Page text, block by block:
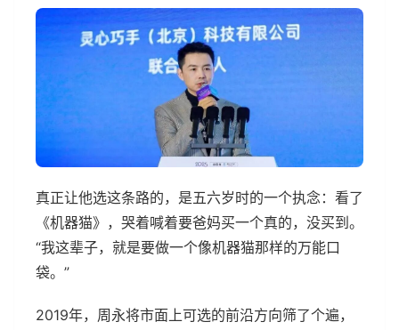
真正让他选这条路的，是五六岁时的一个执念：看了
《机器猫》，哭着喊着要爸妈买一个真的，没买到。
“我这辈子，就是要做一个像机器猫那样的万能口
袋。”
2019年，周永将市面上可选的前沿方向筛了个遍，